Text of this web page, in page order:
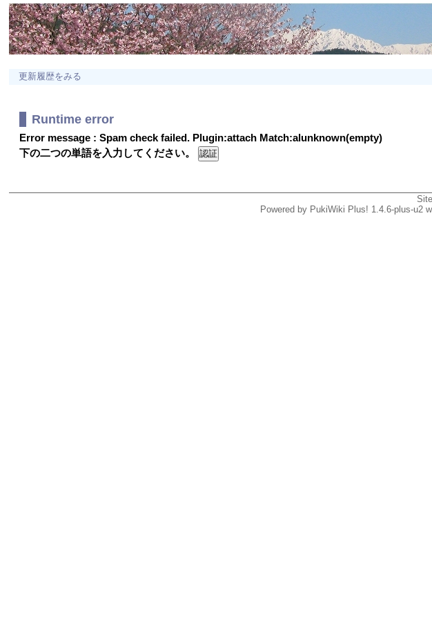
更新履歴をみる
Runtime error
Error message : Spam check failed. Plugin:attach Match:alunknown(empty)
下の二つの単語を入力してください。
Powered by PukiWiki Plus! 1.4.6-plus-u2